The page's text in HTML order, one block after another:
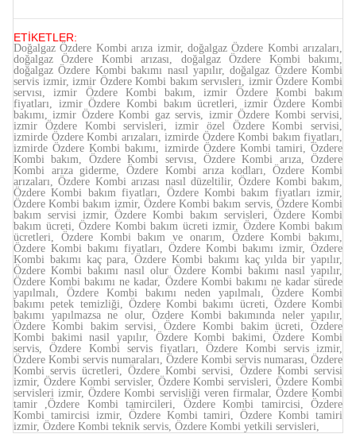
ETİKETLER:
Doğalgaz Özdere Kombi arıza izmir, doğalgaz Özdere Kombi arızaları,
doğalgaz Özdere Kombi arızası, doğalgaz Özdere Kombi bakımı,
doğalgaz Özdere Kombi bakımı nasıl yapılır, doğalgaz Özdere Kombi
servis izmir, izmir Özdere Kombi bakım servıslerı, izmir Özdere Kombi
servısı, izmir Özdere Kombi bakım, izmir Özdere Kombi bakım
fiyatları, izmir Özdere Kombi bakım ücretleri, izmir Özdere Kombi
bakımı, izmir Özdere Kombi gaz servis, izmir Özdere Kombi servisi,
izmir Özdere Kombi servisleri, izmir özel Özdere Kombi servisi,
izmirde Özdere Kombi arızaları, izmirde Özdere Kombi bakım fiyatları,
izmirde Özdere Kombi bakımı, izmirde Özdere Kombi tamiri, Özdere
Kombi bakım, Özdere Kombi servısı, Özdere Kombi arıza, Özdere
Kombi arıza giderme, Özdere Kombi arıza kodları, Özdere Kombi
arızaları, Özdere Kombi arızası nasıl düzeltilir, Özdere Kombi bakım,
Özdere Kombi bakım fiyatları, Özdere Kombi bakım fiyatları izmir,
Özdere Kombi bakım izmir, Özdere Kombi bakım servis, Özdere Kombi
bakım servisi izmir, Özdere Kombi bakım servisleri, Özdere Kombi
bakım ücreti, Özdere Kombi bakım ücreti izmir, Özdere Kombi bakım
ücretleri, Özdere Kombi bakım ve onarım, Özdere Kombi bakımı,
Özdere Kombi bakımı fiyatları, Özdere Kombi bakımı izmir, Özdere
Kombi bakımı kaç para, Özdere Kombi bakımı kaç yılda bir yapılır,
Özdere Kombi bakımı nasıl olur Özdere Kombi bakımı nasıl yapılır,
Özdere Kombi bakımı ne kadar, Özdere Kombi bakımı ne kadar sürede
yapılmalı, Özdere Kombi bakımı neden yapılmalı, Özdere Kombi
bakımı petek temizliği, Özdere Kombi bakımı ücreti, Özdere Kombi
bakımı yapılmazsa ne olur, Özdere Kombi bakımında neler yapılır,
Özdere Kombi bakim servisi, Özdere Kombi bakim ücreti, Özdere
Kombi bakimi nasil yapılır, Özdere Kombi bakimi, Özdere Kombi
servis, Özdere Kombi servis fiyatları, Özdere Kombi servis izmir,
Özdere Kombi servis numaraları, Özdere Kombi servis numarası, Özdere
Kombi servis ücretleri, Özdere Kombi servisi, Özdere Kombi servisi
izmir, Özdere Kombi servisler, Özdere Kombi servisleri, Özdere Kombi
servisleri izmir, Özdere Kombi servisliği veren firmalar, Özdere Kombi
tamir ,Özdere Kombi tamircileri, Özdere Kombi tamircisi, Özdere
Kombi tamircisi izmir, Özdere Kombi tamiri, Özdere Kombi tamiri
izmir, Özdere Kombi teknik servis, Özdere Kombi yetkili servisleri,